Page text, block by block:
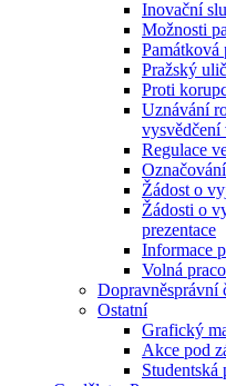
Inovační
Možnosti
Památková
Pražský
Proti
Uznávání
vysvědčení
Regulace
Žádost o
Žádosti o
prezentace
Informace
Volná
Dopravněsprávní
Ostatní
Grafický
Akce pod
Studentská